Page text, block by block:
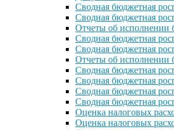
Сводная бюджетная
Сводная бюджетная
Отчеты об исполнении
Сводная бюджетная
Сводная бюджетная
Отчеты об исполнении
Сводная бюджетная
Сводная бюджетная
Сводная бюджетная
Сводная бюджетная
Оценка налоговых
Оценка налоговых